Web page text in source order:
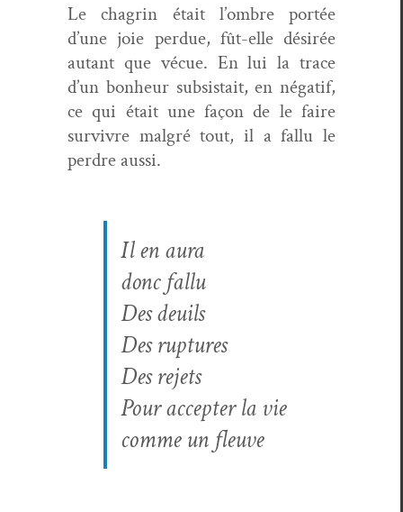
Le cha­grin était l’ombre portée
d’une joie per­due, fût-elle désirée
autant que vécue. En lui la trace
d’un bon­heur sub­sis­tait, en négatif,
ce qui était une façon de le faire
sur­vivre mal­gré tout, il a fal­lu le
per­dre aussi.
Il en aura
donc fallu
Des deuils
Des rup­tures
Des rejets
Pour accepter la vie
comme un fleuve